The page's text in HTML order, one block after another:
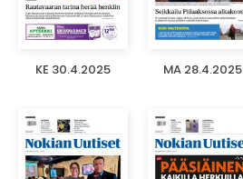
KE 30.4.2025 MA 28.4.2025